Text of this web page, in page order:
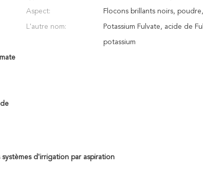
Aspect: Flocons brillants noirs,
L'autre nom: Potassium Fulvate, acide de
potassium
d'irrigation par aspiration